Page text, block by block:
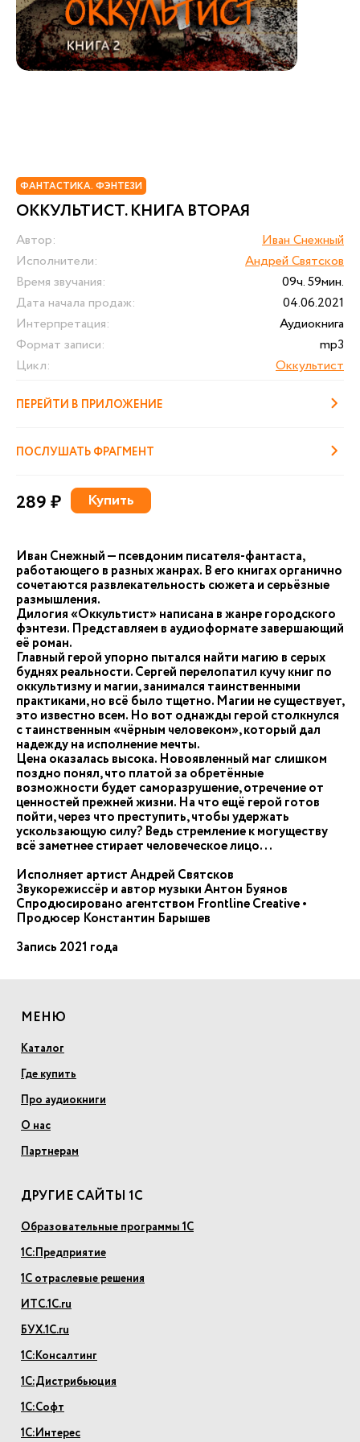
ФАНТАСТИКА. ФЭНТЕЗИ
ОККУЛЬТИСТ. КНИГА ВТОРАЯ
Автор:
Иван Снежный
Исполнители:
Андрей Святсков
Время звучания:
09ч. 59мин.
Дата начала продаж:
04.06.2021
Интерпретация:
Аудиокнига
Формат записи:
mp3
Цикл:
Оккультист
ПЕРЕЙТИ В ПРИЛОЖЕНИЕ
ПОСЛУШАТЬ ФРАГМЕНТ
289 ₽ Купить
Иван Снежный — псевдоним писателя-фантаста,
работающего в разных жанрах. В его книгах органично
сочетаются развлекательность сюжета и серьёзные
размышления.
Дилогия «Оккультист» написана в жанре городского
фэнтези. Представляем в аудиоформате завершающий
её роман.
Главный герой упорно пытался найти магию в серых
буднях реальности. Сергей перелопатил кучу книг по
оккультизму и магии, занимался таинственными
практиками, но всё было тщетно. Магии не существует,
это известно всем. Но вот однажды герой столкнулся
с таинственным «чёрным человеком», который дал
надежду на исполнение мечты.
Цена оказалась высока. Новоявленный маг слишком
поздно понял, что платой за обретённые
возможности будет саморазрушение, отречение от
ценностей прежней жизни. На что ещё герой готов
пойти, через что преступить, чтобы удержать
ускользающую силу? Ведь стремление к могуществу
всё заметнее стирает человеческое лицо...
Исполняет артист Андрей Святсков
Звукорежиссёр и автор музыки Антон Буянов
Спродюсировано агентством Frontline Creative •
Продюсер Константин Барышев
Запись 2021 года
МЕНЮ
Каталог
Где купить
Про аудиокниги
О нас
Партнерам
ДРУГИЕ САЙТЫ 1С
Образовательные программы 1С
1С:Предприятие
1С отраслевые решения
ИТС.1С.ru
БУХ.1С.ru
1С:Консалтинг
1С:Дистрибьюция
1С:Софт
1С:Интерес